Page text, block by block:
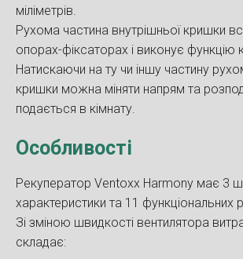
міліметрів.
Рухома частина внутрішньої кришки
опорах-фіксаторах і виконує функцію
Натискаючи на ту чи іншу частину
кришки можна міняти напрям та
подається в кімнату.
Особливості
Рекуператор Ventoxx Harmony має 3
характеристики та 11 функціональних
Зі зміною швидкості вентилятора
складає: